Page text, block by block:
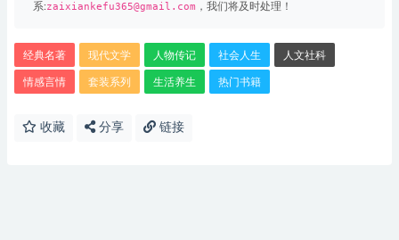
系:zaixiankefu365@gmail.com ，我们将及时处理！
经典名著 现代文学 人物传记 社会人生 人文社科
情感言情 套装系列 生活养生 热门书籍
收藏 分享 链接